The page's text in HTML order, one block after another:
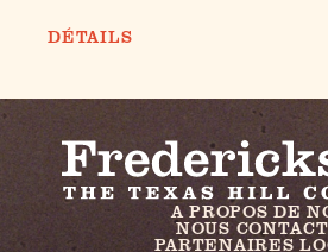
DÉTAILS
A PROPOS DE
NOUS
PARTENAIRES